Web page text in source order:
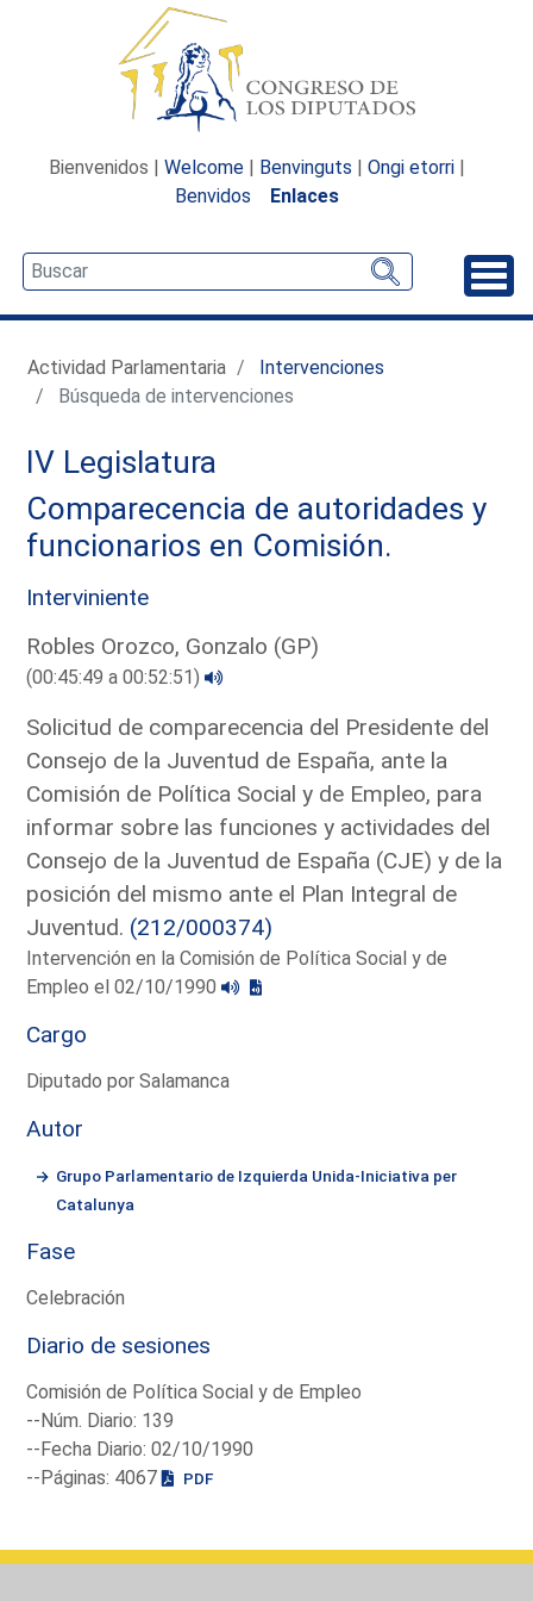
Bienvenidos | Welcome | Benvinguts | Ongi etorri |
Benvidos
Enlaces
Actividad Parlamentaria
Intervenciones
Búsqueda de intervenciones
IV Legislatura
Comparecencia de autoridades y
funcionarios en Comisión.
Interviniente
Robles Orozco, Gonzalo (GP)
(00:45:49 a 00:52:51)
Solicitud de comparecencia del Presidente del
Consejo de la Juventud de España, ante la
Comisión de Política Social y de Empleo, para
informar sobre las funciones y actividades del
Consejo de la Juventud de España (CJE) y de la
posición del mismo ante el Plan Integral de
Juventud. (212/000374)
Intervención en la Comisión de Política Social y de
Empleo el 02/10/1990
Cargo
Diputado por Salamanca
Autor
Grupo Parlamentario de Izquierda Unida-Iniciativa per
Catalunya
Fase
Celebración
Diario de sesiones
Comisión de Política Social y de Empleo
--Núm. Diario: 139
--Fecha Diario: 02/10/1990
--Páginas: 4067
PDF